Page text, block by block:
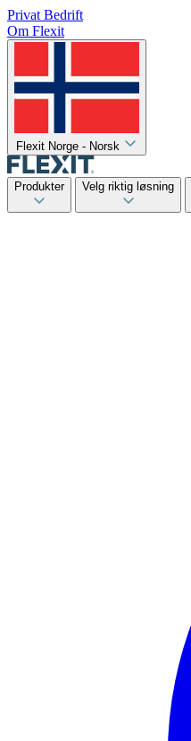
Privat Bedrift
Om Flexit
Flexit Norge - Norsk
Produkter Velg riktig løsning